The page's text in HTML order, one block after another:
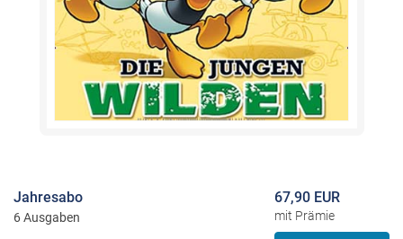
Jahresabo
6 Ausgaben
67,90 EUR
mit Prämie